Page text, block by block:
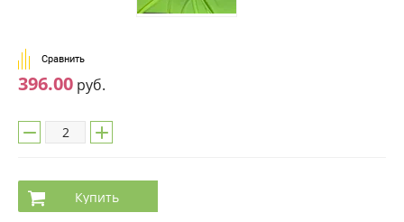
Сравнить
396.00 руб.
Купить